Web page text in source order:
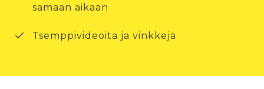
samaan aikaan
Tsemppivideoita ja vinkkejä